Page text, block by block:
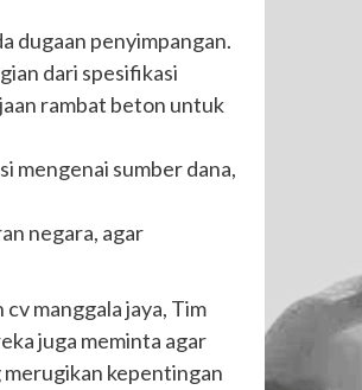
dugaan penyimpangan.
dari spesifikasi
rambat beton untuk
mengenai sumber dana,
negara, agar
manggala jaya, Tim
juga meminta agar
merugikan kepentingan